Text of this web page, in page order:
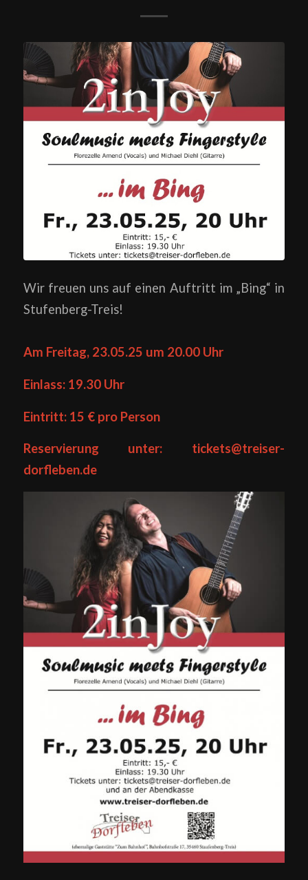
Wir freuen uns auf einen Auftritt im „Bing“ in
Stufenberg-Treis!
Am Freitag, 23.05.25 um 20.00 Uhr
Einlass: 19.30 Uhr
Eintritt: 15 € pro Person
Reservierung unter: tickets@treiser-
dorfleben.de